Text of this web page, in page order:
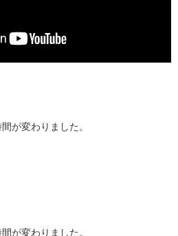
が変わりました。
が変わりました。